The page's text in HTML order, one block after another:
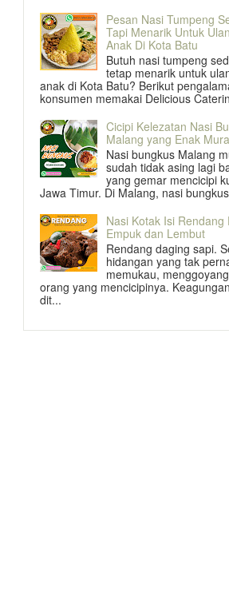
Pesan Nasi Tumpeng
Tapi Menarik Untuk
Anak Di Kota Batu
Butuh nasi tumpeng
tetap menarik untuk
anak di Kota Batu? Berikut
konsumen memakai Delicious
Cicipi Kelezatan Nasi
Malang yang Enak
Nasi bungkus Malang
sudah tidak asing lagi
yang gemar mencicipi
Jawa Timur. Di Malang, nasi
Nasi Kotak Isi Rendang
Empuk dan Lembut
Rendang daging sapi.
hidangan yang tak
memukau,
orang yang mencicipinya.
dit...